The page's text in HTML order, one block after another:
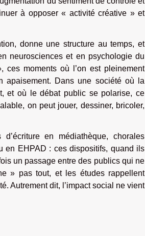
à opposer « activité créative » et
donne une structure au temps, et
neurosciences et en psychologie du
moments où l’on est pleinement
apaisement. Dans une société où la
et où le débat public se polarise, ce
on peut jouer, dessiner, bricoler,
en médiathèque, chorales
en EHPAD : ces dispositifs, quand ils
un passage entre des publics qui ne
» pas tout, et les études rappellent
Autrement dit, l’impact social ne vient